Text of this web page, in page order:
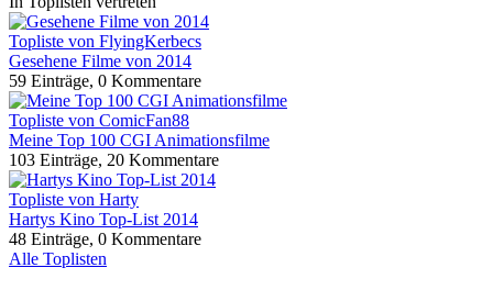
Topliste von FlyingKerbecs
Gesehene Filme von 2014
59 Einträge, 0 Kommentare
Topliste von ComicFan88
Meine Top 100 CGI Animationsfilme
103 Einträge, 20 Kommentare
Topliste von Harty
Hartys Kino Top-List 2014
48 Einträge, 0 Kommentare
Alle Toplisten